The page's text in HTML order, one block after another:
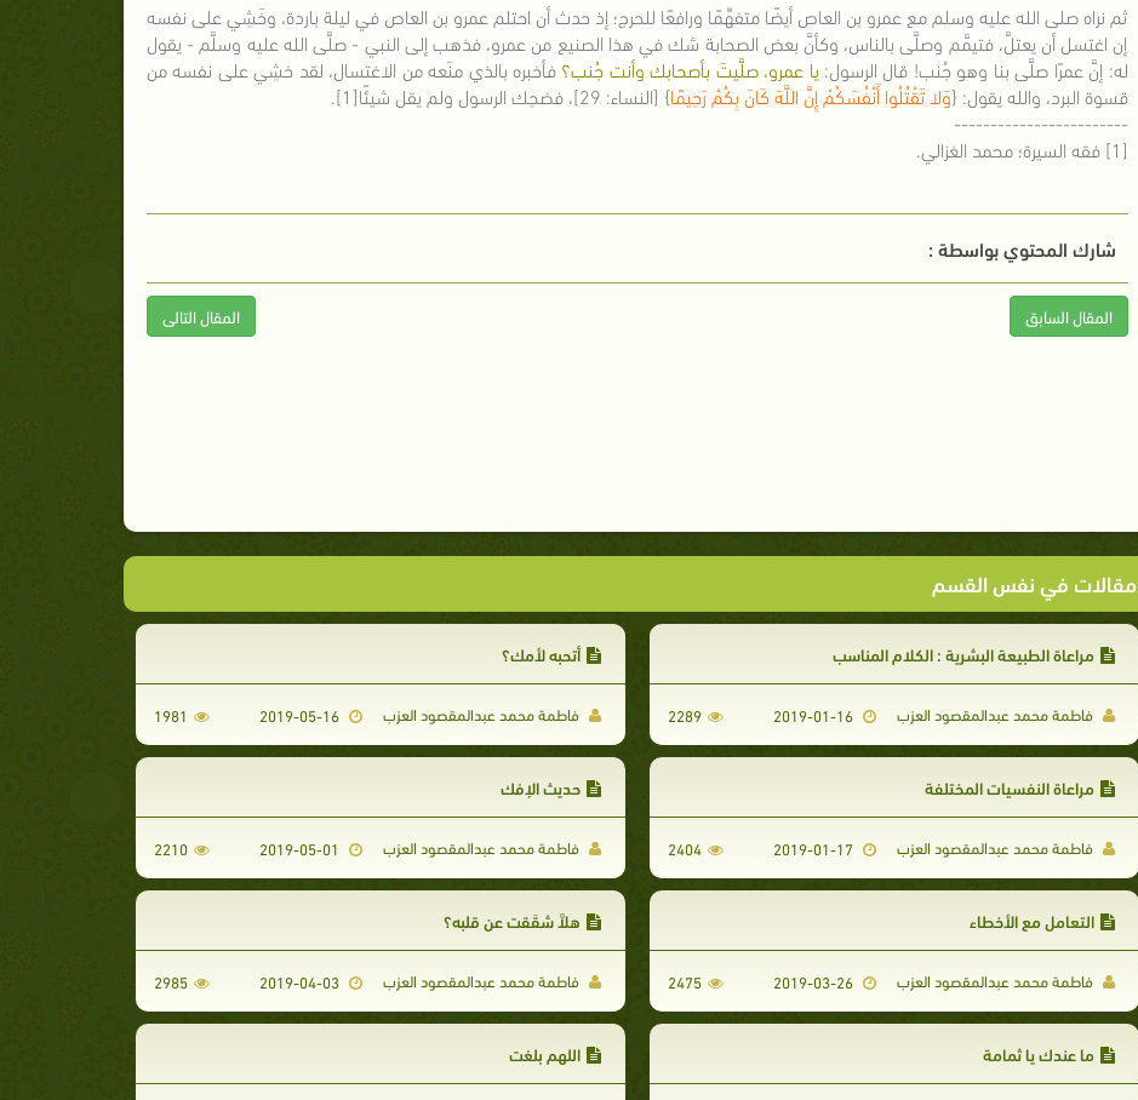
ثم نراه صلى الله عليه وسلم مع عمرو بن العاص أيضًا متفهِّمًا ورافعًا للحرج؛ إذ حدث أن احتلم عمرو بن العاص في ليلة باردة، وخَشِي على نفسه
إن اغتسل أن يعتلَّ، فتيمَّم وصلَّى بالناس، وكأنَّ بعض الصحابة شك في هذا الصنيع من عمرو، فذهب إلى النبي - صلَّى الله عليه وسلَّم - يقول
له: إنَّ عمرًا صلَّى بنا وهو جُنب! قال الرسول: يا عمرو، صلَّيتَ بأصحابك وأنت جُنب؟ فأخبره بالذي منَعه من الاغتسال، لقد خشِي على نفسه من
قسوة البرد، والله يقول: {وَلا تَقْتُلُوا أَنْفُسَكُمْ إِنَّ اللَّهَ كَانَ بِكُمْ رَحِيمًا} [النساء: 29]، فضحِك الرسول ولم يقل شيئًا[1].
------------------------
[1] فقه السيرة؛ محمد الغزالي.
شارك المحتوي بواسطة :
المقال السابق المقال التالى
مقالات في نفس القسم
مراعاة الطبيعة البشرية : الكلام المناسب
فاطمة محمد عبدالمقصود العزب 2019-01-16
2289
أتحبه لأمك؟
فاطمة محمد عبدالمقصود العزب 2019-05-16
1981
مراعاة النفسيات المختلفة
فاطمة محمد عبدالمقصود العزب 2404
حديث الإفك
فاطمة محمد عبدالمقصود العزب 2210
التعامل مع الأخطاء
فاطمة محمد عبدالمقصود العزب 2019-03-26
2475
هلاَّ شقَقت عن قلبه؟
فاطمة محمد عبدالمقصود العزب 2019-04-03
2985
ما عندك يا ثمامة اللهم بلغت